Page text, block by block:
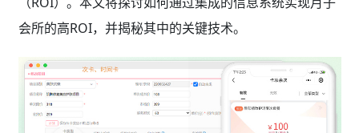
会所的高ROI，并揭秘其中的关键技术。